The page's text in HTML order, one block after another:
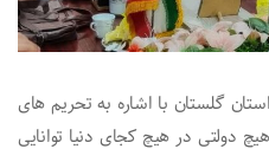
گلستان با اشاره به تحریم های
دولتی در هیچ کجای دنیا توانایی